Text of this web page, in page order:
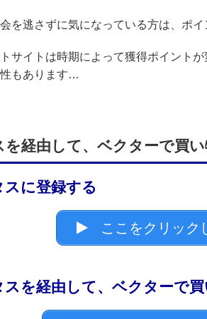
を逃さずに気になっている方は、ポ
サイトは時期によって獲得ポイント
性もあります…
を経由して、ベクターで買
に登録する
ここをクリック
を経由して、ベクターで買